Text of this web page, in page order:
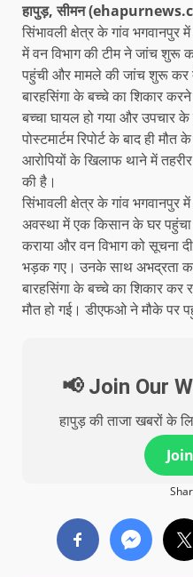
हापुड़, सीमन
सिंभावली क्षेत्र के गांव भगवानपुर
में वन विभाग की टीम ने जांच शुरू
पहुंची और मामले की जांच शुरू कर
बारहसिंगा के बच्चे का शिकार
बच्चा घायल हो गया और उपचार के
पोस्टमार्टम रिपोर्ट के बाद ही
आरोपियों के खिलाफ थाने में तहरीर
की है।
सिंभावली क्षेत्र के गांव भगवानपुर
अवस्था में एक किसान के घर
कराया और वन विभाग को सूचना
भड़क गए। उनके साथ अभद्रता
बारहसिंगा के बच्चे का शिकार
मौत हो गई। डीएफओ ने मौके पर
📢 Join Our
हापुड़ की ताजा खबरों के